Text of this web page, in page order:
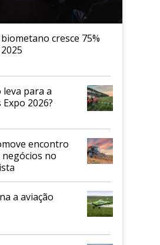
cresce 75%
leva para a
2026?
encontro
no
a aviação